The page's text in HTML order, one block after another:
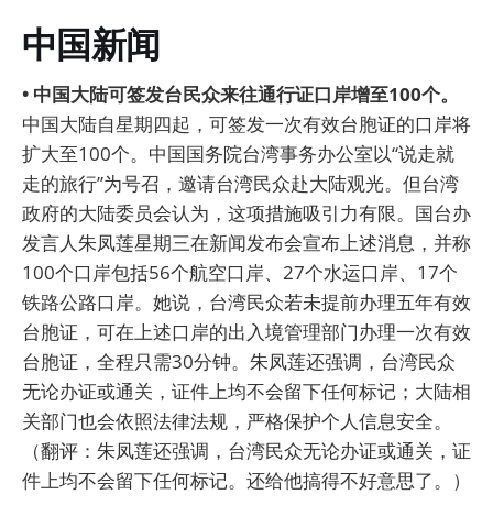
中国新闻
• 中国大陆可签发台民众来往通行证口岸增至100个。
中国大陆自星期四起，可签发一次有效台胞证的口岸将
扩大至100个。中国国务院台湾事务办公室以“说走就
走的旅行”为号召，邀请台湾民众赴大陆观光。但台湾
政府的大陆委员会认为，这项措施吸引力有限。国台办
发言人朱凤莲星期三在新闻发布会宣布上述消息，并称
100个口岸包括56个航空口岸、27个水运口岸、17个
铁路公路口岸。她说，台湾民众若未提前办理五年有效
台胞证，可在上述口岸的出入境管理部门办理一次有效
台胞证，全程只需30分钟。朱凤莲还强调，台湾民众
无论办证或通关，证件上均不会留下任何标记；大陆相
关部门也会依照法律法规，严格保护个人信息安全。
（翻评：朱凤莲还强调，台湾民众无论办证或通关，证
件上均不会留下任何标记。还给他搞得不好意思了。）